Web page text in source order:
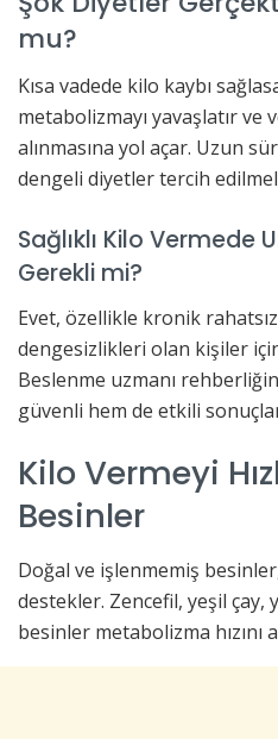
mu?
Kısa vadede kilo kaybı
metabolizmayı yavaşlatır ve
alınmasına yol açar. Uzun
dengeli diyetler tercih
Sağlıklı Kilo Vermede
Gerekli mi?
Evet, özellikle kronik
dengesizlikleri olan kişiler
Beslenme uzmanı
güvenli hem de etkili
Kilo Vermeyi
Besinler
Doğal ve işlenmemiş
destekler. Zencefil, yeşil
besinler metabolizma hızını